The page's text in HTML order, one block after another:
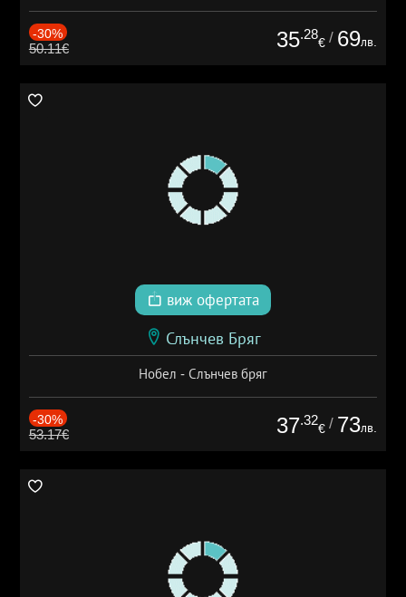
-30%
50.11€ 35.28
€ / 69лв.
виж офертата
Слънчев Бряг
Нобел - Слънчев бряг
-30%
53.17€ 37.32
€ / 73лв.